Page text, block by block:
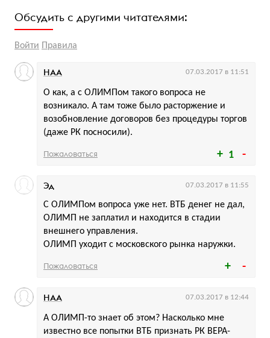
Обсудить с другими читателями:
Войти Правила
1
О как, а с ОЛИМПом такого вопроса не
возникало. А там тоже было расторжение и
возобновление договоров без процедуры торгов
(даже РК посносили).
НАА 07.03.2017 в 11:51
Пожаловаться
С ОЛИМПом вопроса уже нет. ВТБ денег не дал,
ОЛИМП не заплатил и находится в стадии
внешнего управления.
ОЛИМП уходит с московского рынка наружки.
Эд 07.03.2017 в 11:55
Пожаловаться
А ОЛИМП-то знает об этом? Насколько мне
известно все попытки ВТБ признать РК ВЕРА-
НАА 07.03.2017 в 12:44